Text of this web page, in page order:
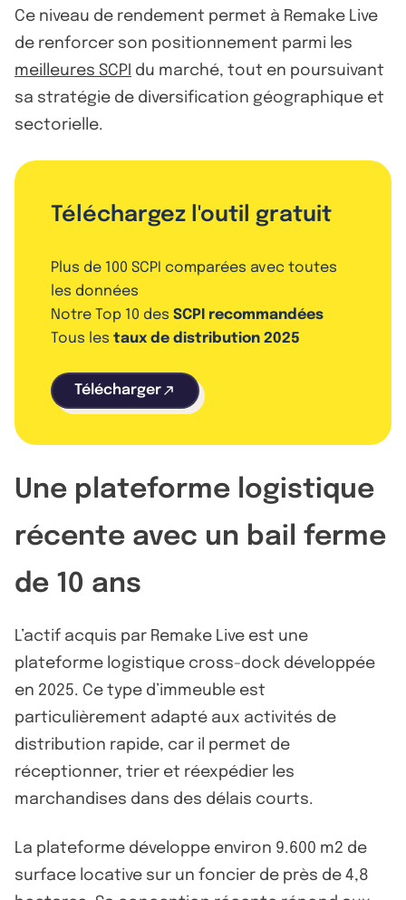
Ce niveau de rendement permet à Remake Live
de renforcer son positionnement parmi les
meilleures SCPI du marché, tout en poursuivant
sa stratégie de diversification géographique et
sectorielle.
Téléchargez l'outil gratuit
Plus de 100 SCPI comparées avec toutes
les données
Notre Top 10 des SCPI recommandées
Tous les taux de distribution 2025
Télécharger
Une plateforme logistique
récente avec un bail ferme
de 10 ans
L’actif acquis par Remake Live est une
plateforme logistique cross-dock développée
en 2025. Ce type d’immeuble est
particulièrement adapté aux activités de
distribution rapide, car il permet de
réceptionner, trier et réexpédier les
marchandises dans des délais courts.
La plateforme développe environ 9.600 m2 de
surface locative sur un foncier de près de 4,8